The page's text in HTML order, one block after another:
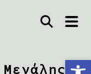
Ανοίξτε τη γραμμή εργαλείων